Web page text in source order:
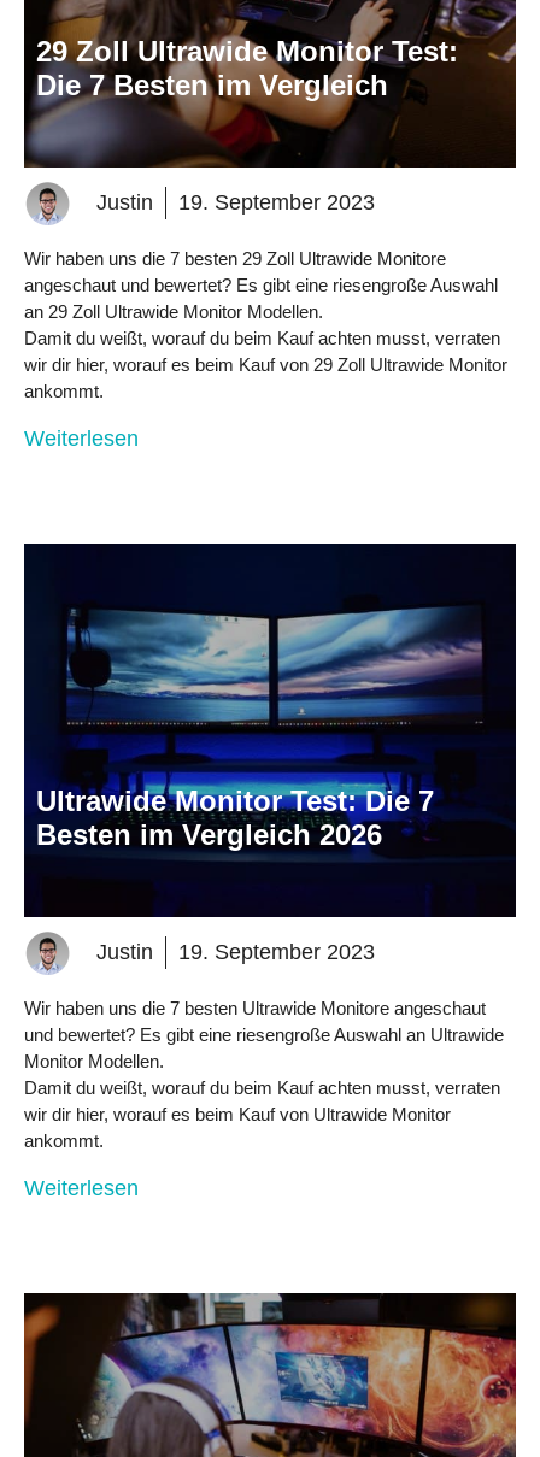
29 Zoll Ultrawide Monitor Test:
Die 7 Besten im Vergleich
Justin 19. September 2023
Wir haben uns die 7 besten 29 Zoll Ultrawide Monitore
angeschaut und bewertet? Es gibt eine riesengroße Auswahl
an 29 Zoll Ultrawide Monitor Modellen.
Damit du weißt, worauf du beim Kauf achten musst, verraten
wir dir hier, worauf es beim Kauf von 29 Zoll Ultrawide Monitor
ankommt.
Weiterlesen
Ultrawide Monitor Test: Die 7
Besten im Vergleich 2026
Justin 19. September 2023
Wir haben uns die 7 besten Ultrawide Monitore angeschaut
und bewertet? Es gibt eine riesengroße Auswahl an Ultrawide
Monitor Modellen.
Damit du weißt, worauf du beim Kauf achten musst, verraten
wir dir hier, worauf es beim Kauf von Ultrawide Monitor
ankommt.
Weiterlesen